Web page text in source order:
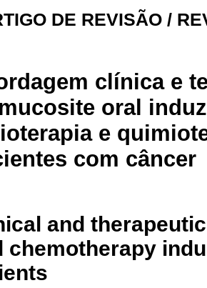
DE REVISÃO /
clínica e
oral
e
com câncer
and
chemotherapy